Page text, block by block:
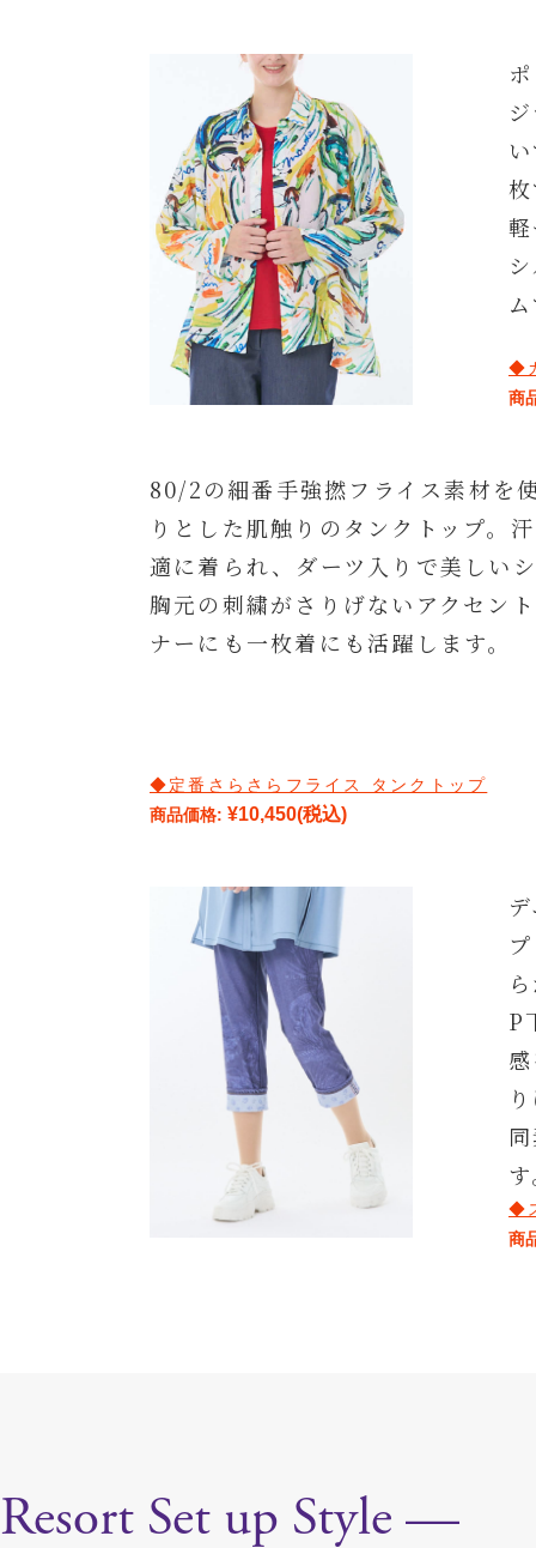
◆
商
80/2の細番手強撚フライス素材を
りとした肌触りのタンクトップ。
適に着られ、ダーツ入りで美しい
胸元の刺繍がさりげないアクセン
ナーにも一枚着にも活躍します。
◆定番さらさらフライス タンクトップ
商品価格: ¥10,450(税込)
P
◆
商
Resort Set up Style —